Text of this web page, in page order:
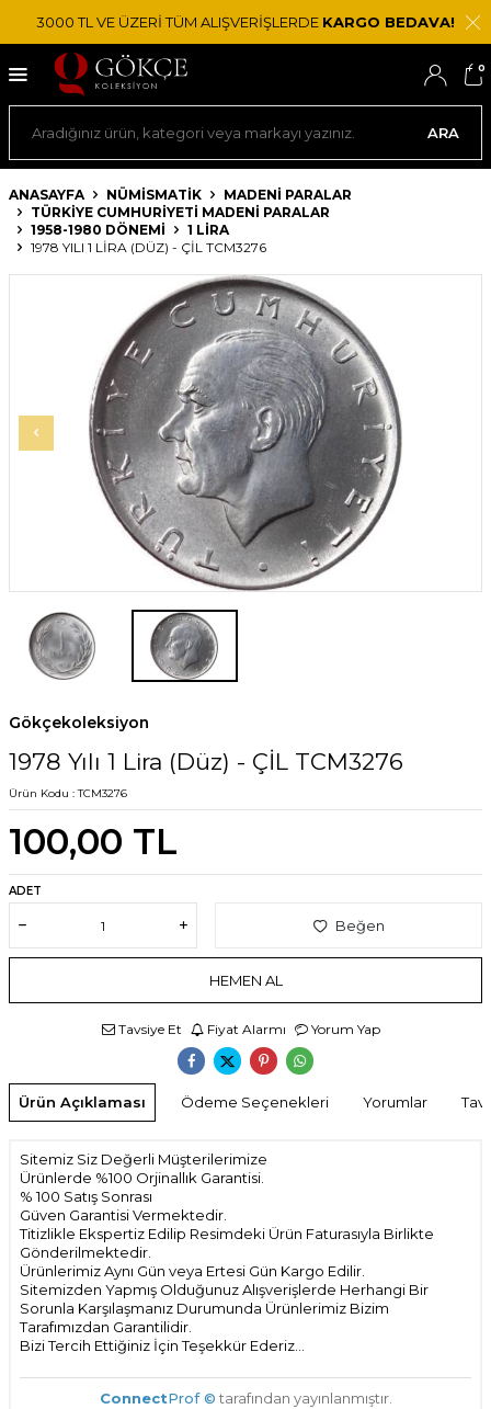
3000 TL VE ÜZERİ TÜM ALIŞVERİŞLERDE KARGO BEDAVA!
ARA
0
ANASAYFA NÜMİSMATİK
MADENI PARALAR
TÜRKIYE CUMHURIYETI MADENI PARALAR
1958-1980 DÖNEMI
1 LIRA
1978 YILI 1 LIRA (DÜZ) - ÇİL TCM3276
Gökçekoleksiyon
1978 Yılı 1 Lira (Düz) - ÇİL TCM3276
Ürün Kodu :TCM3276
100,00 TL
ADET
Beğen
HEMEN AL
Tavsiye Et Fiyat Alarmı Yorum Yap
Ürün Açıklaması Ödeme Seçenekleri Yorumlar
Sitemiz Siz Değerli Müşterilerimize
Ürünlerde %100 Orjinallık Garantisi.
% 100 Satış Sonrası
Güven Garantisi Vermektedir.
Titizlikle Ekspertiz Edilip Resimdeki Ürün Faturasıyla Birlikte
Gönderilmektedir.
Ürünlerimiz Aynı Gün veya Ertesi Gün Kargo Edilir.
Sitemizden Yapmış Olduğunuz Alışverişlerde Herhangi Bir
Sorunla Karşılaşmanız Durumunda Ürünlerimiz Bizim
Tarafımızdan Garantilidir.
Bizi Tercih Ettiğiniz İçin Teşekkür Ederiz...
ConnectProf © tarafından yayınlanmıştır.